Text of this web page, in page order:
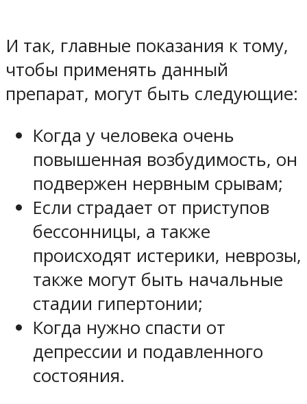
И так, главные показания к тому,
чтобы применять данный
препарат, могут быть следующие:
Когда у человека очень
повышенная возбудимость, он
подвержен нервным срывам;
Если страдает от приступов
бессонницы, а также
происходят истерики, неврозы,
также могут быть начальные
стадии гипертонии;
Когда нужно спасти от
депрессии и подавленного
состояния.